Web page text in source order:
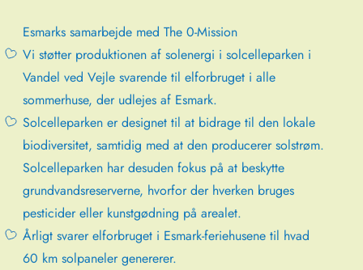
Esmarks samarbejde med The 0-Mission
Vi støtter produktionen af solenergi i solcelleparken i
Vandel ved Vejle svarende til elforbruget i alle
sommerhuse, der udlejes af Esmark.
Solcelleparken er designet til at bidrage til den lokale
biodiversitet, samtidig med at den producerer solstrøm.
Solcelleparken har desuden fokus på at beskytte
grundvandsreserverne, hvorfor der hverken bruges
pesticider eller kunstgødning på arealet.
Årligt svarer elforbruget i Esmark-feriehusene til hvad
60 km solpaneler genererer.